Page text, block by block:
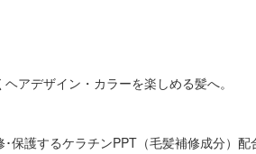
アデザイン・カラーを楽しめる髪へ。
護するケラチンPPT（毛髪補修成分）配